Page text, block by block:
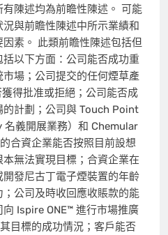
陳述均為前瞻性陳述。 可能
與前瞻性陳述中所示業績和
素。 此類前瞻性陳述包括但
以下方面：公司能否成功重
場；公司提交的任何煙草產
得批准或拒絕；公司能否成
的計劃；公司與 Touch Point
義開展業務）和 Chemular
合資企業能否按照目前設想
無法實現目標；合資企業在
發尼古丁電子煙裝置的年齡
公司及時收回應收賬款的能
Ispire ONE™ 進行市場推廣
目標的成功情況；客戶能否